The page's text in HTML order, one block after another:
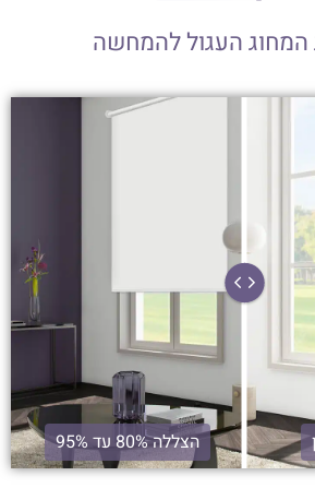
המחוג העגול להמחשה
הצללה 80% עד 95%